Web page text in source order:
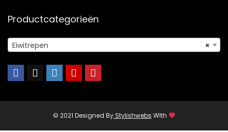
Productcategorieën
×
Eiwitrepen
© 2021 Designed ByStylishwebs WIth